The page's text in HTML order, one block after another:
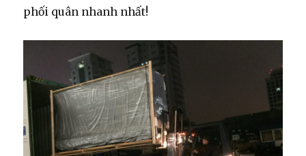
phối quân nhanh nhất!